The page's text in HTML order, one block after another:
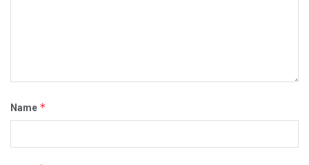
Name *